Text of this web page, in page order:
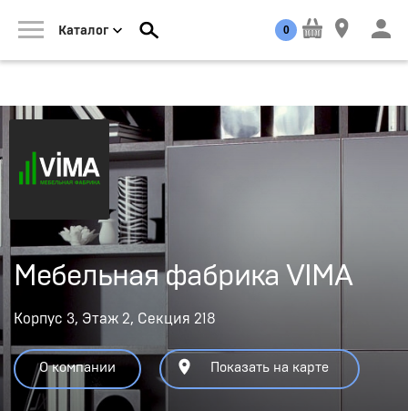
Каталог 0
Мебельная фабрика VIMA
Корпус 3, Этаж 2, Секция 218
О компании Показать на карте